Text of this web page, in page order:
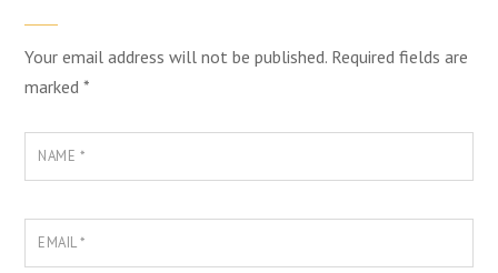
Your email address will not be published. Required fields are
marked*
NAME *
EMAIL*